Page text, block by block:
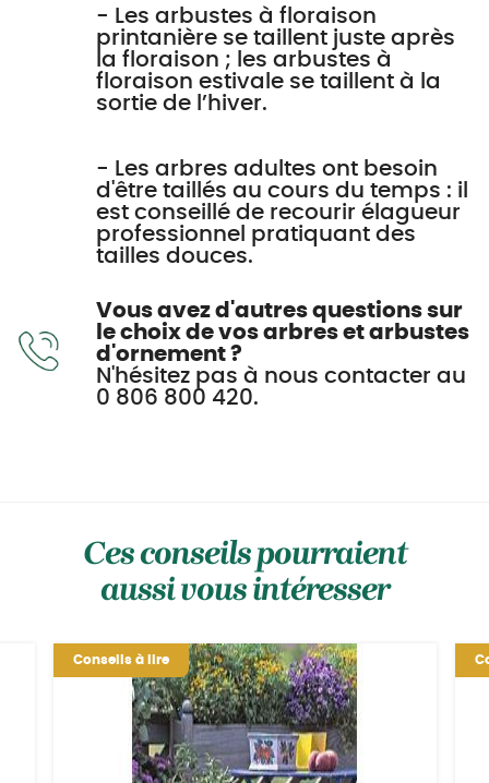
- Les arbustes à floraison
printanière se taillent juste après
la floraison ; les arbustes à
floraison estivale se taillent à la
sortie de l’hiver.
- Les arbres adultes ont besoin
d'être taillés au cours du temps : il
est conseillé de recourir élagueur
professionnel pratiquant des
tailles douces.
Vous avez d'autres questions sur
le choix de vos arbres et arbustes
d'ornement ?
N'hésitez pas à nous contacter au
0 806 800 420.
Ces conseils pourraient
aussi vous intéresser
Conseils à lire